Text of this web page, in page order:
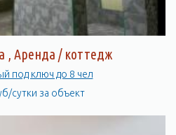
, Аренда / коттедж
под ключ до 8 чел
сутки за объект